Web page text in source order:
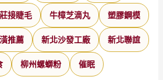
接睫毛 牛樟芝滴丸 塑膠鋼模
推薦 新北沙發工廠 新北聯誼
柳州螺螄粉 催眠